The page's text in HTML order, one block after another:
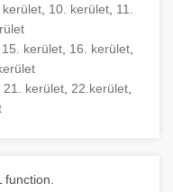
kerület, 10. kerület, 11.
15. kerület 16. kerület
21. kerület 22.kerület